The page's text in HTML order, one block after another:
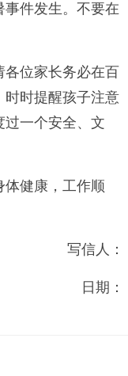
件发生。不要在
位家长务必在百
时时提醒孩子注意
过一个安全、文
健康，工作顺
写信人：
日期：